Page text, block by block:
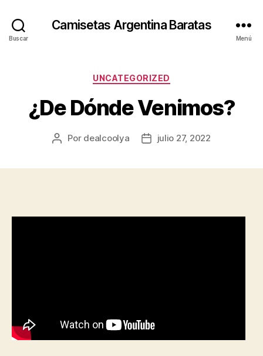
Buscar
Camisetas Argentina Baratas
Menú
Categorías
UNCATEGORIZED
¿De Dónde Venimos?
Autor
Por dealcoolya
Fechajulio 27, 2022